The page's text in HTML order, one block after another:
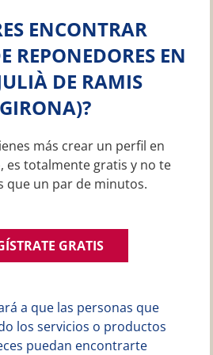
ENCONTRAR
REPONEDORES EN
DE RAMIS
más crear un perfil en
es totalmente gratis y no te
que un par de minutos.
GRATIS
a que las personas que
los servicios o productos
puedan encontrarte